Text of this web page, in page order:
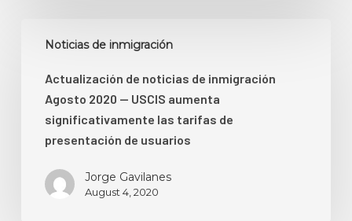
¡DHS
USCIS
están
dirigidos
“ilegalmente”!
Noticias de inmigración
inmigración
Agosto
2020
USCIS
Actualización de noticias de inmigración
Agosto 2020 — USCIS aumenta
significativamente las tarifas de
presentación de usuarios
Jorge Gavilanes
August 4, 2020